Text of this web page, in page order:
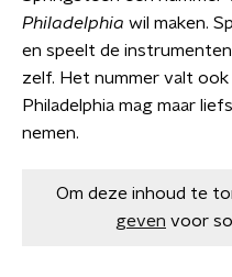
Philadelphia wil maken.
en speelt de instrumenten
zelf. Het nummer valt
Philadelphia mag maar
nemen.
Om deze inhoud te
geven voor